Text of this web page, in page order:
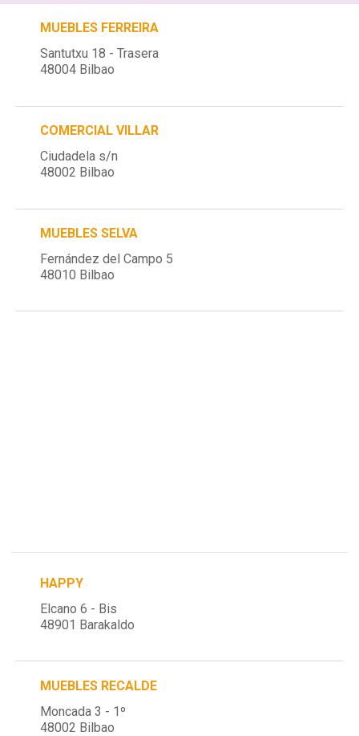
MUEBLES FERREIRA
Santutxu 18 - Trasera
48004 Bilbao
COMERCIAL VILLAR
Ciudadela s/n
48002 Bilbao
MUEBLES SELVA
Fernández del Campo 5
48010 Bilbao
HAPPY
Elcano 6 - Bis
48901 Barakaldo
MUEBLES RECALDE
Moncada 3 - 1º
48002 Bilbao